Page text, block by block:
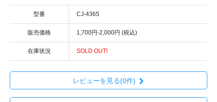
型番 CJ-4365
販売価格 1,700円-2,000円 (税込)
在庫状況 SOLD OUT!
レビューを見る(0件)